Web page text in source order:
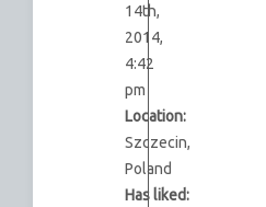
14th,
2014,
4:42
pm
Location:
Szczecin,
Poland
Has liked: